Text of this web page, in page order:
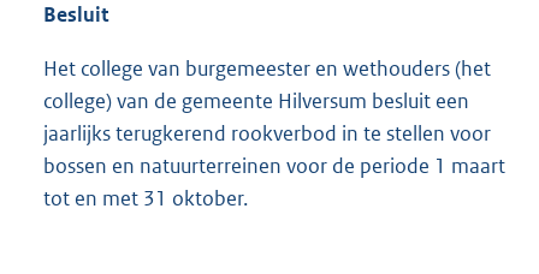
Besluit
Het college van burgemeester en wethouders (het
college) van de gemeente Hilversum besluit een
jaarlijks terugkerend rookverbod in te stellen voor
bossen en natuurterreinen voor de periode 1 maart
tot en met 31 oktober.